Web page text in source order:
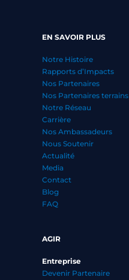
EN SAVOIR PLUS
Notre Histoire
Rapports d’Impacts
Nos Partenaires
Nos Partenaires terrains
Notre Réseau
Carrière
Nos Ambassadeurs
Nous Soutenir
Actualité
Media
Contact
Blog
FAQ
AGIR
Entreprise
Devenir Partenaire